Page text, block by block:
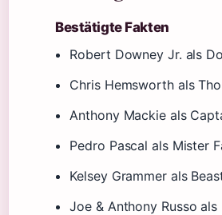
Bestätigte Fakten
Robert Downey Jr. als
Chris Hemsworth als
Anthony Mackie als
Pedro Pascal als Mister
Kelsey Grammer als
Joe & Anthony Russo als